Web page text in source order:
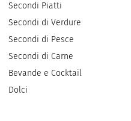
Secondi Piatti
Secondi di Verdure
Secondi di Pesce
Secondi di Carne
Bevande e Cocktail
Dolci